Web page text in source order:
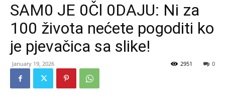
SAM0 JE 0Čl 0DAJU: Ni za
100 života nećete pogoditi ko
je pjevačica sa slike!
January 19, 2026 0
2951